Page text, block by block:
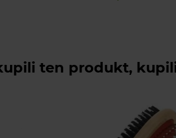
ten produkt,